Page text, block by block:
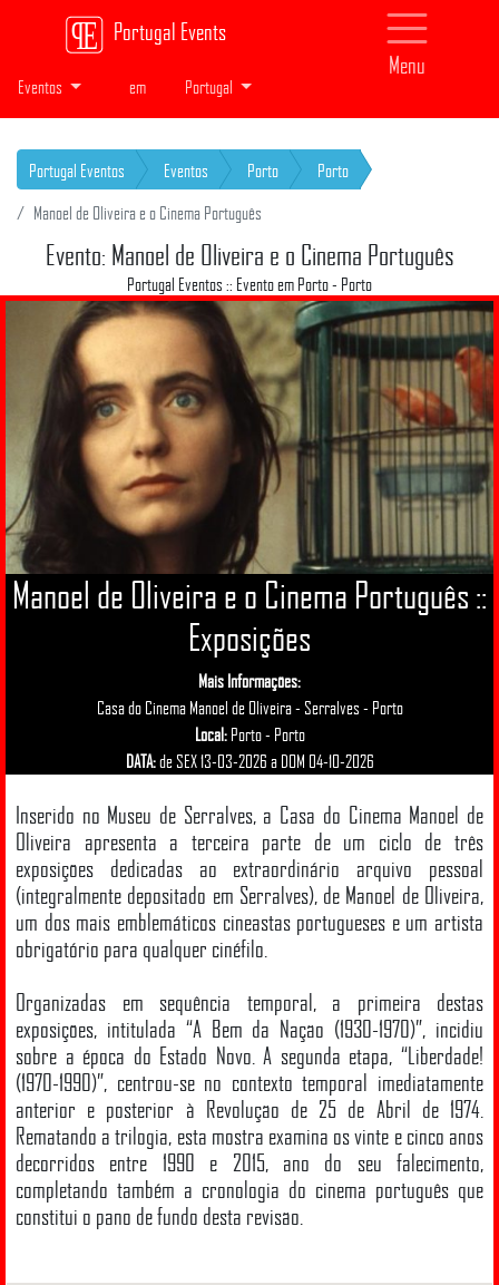
Portugal Events
Menu
Eventos em Portugal
Portugal Eventos Eventos Porto
Porto
Manoel de Oliveira e o Cinema Português
Evento: Manoel de Oliveira e o Cinema Português
Portugal Eventos :: Evento em Porto - Porto
Manoel de Oliveira e o Cinema Português ::
Exposições
Mais Informações:
Casa do Cinema Manoel de Oliveira - Serralves - Porto
Local:Porto - Porto
DATA:de SEX 13-03-2026 a DOM 04-10-2026
Inserido no Museu de Serralves, a Casa do Cinema Manoel de
Oliveira apresenta a terceira parte de um ciclo de três
exposições dedicadas ao extraordinário arquivo pessoal
(integralmente depositado em Serralves), de Manoel de Oliveira,
um dos mais emblemáticos cineastas portugueses e um artista
obrigatório para qualquer cinéfilo.
Organizadas em sequência temporal, a primeira destas
exposições, intitulada “A Bem da Nação (1930-1970)”, incidiu
sobre a época do Estado Novo. A segunda etapa, “Liberdade!
(1970-1990)”, centrou-se no contexto temporal imediatamente
anterior e posterior à Revolução de 25 de Abril de 1974.
Rematando a trilogia, esta mostra examina os vinte e cinco anos
decorridos entre 1990 e 2015, ano do seu falecimento,
completando também a cronologia do cinema português que
constitui o pano de fundo desta revisão.